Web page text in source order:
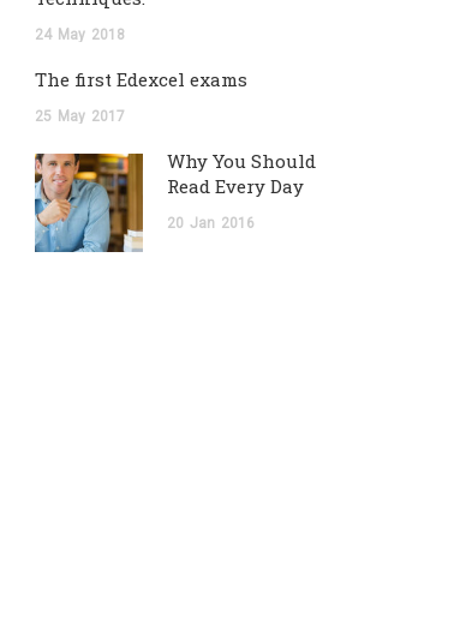
24 May 2018
The first Edexcel exams
25 May 2017
Why You Should
Read Every Day
20 Jan 2016